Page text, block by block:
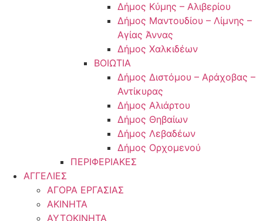
Δήμος Κύμης – Αλιβερίου
Δήμος Μαντουδίου – Λίμνης –
Αγίας Άννας
Δήμος Χαλκιδέων
ΒΟΙΩΤΙΑ
Δήμος Διστόμου – Αράχοβας –
Αντίκυρας
Δήμος Αλιάρτου
Δήμος Θηβαίων
Δήμος Λεβαδέων
Δήμος Ορχομενού
ΠΕΡΙΦΕΡΙΑΚΕΣ
ΑΓΓΕΛΙΕΣ
ΑΓΟΡΑ ΕΡΓΑΣΙΑΣ
ΑΚΙΝΗΤΑ
ΑΥΤΟΚΙΝΗΤΑ